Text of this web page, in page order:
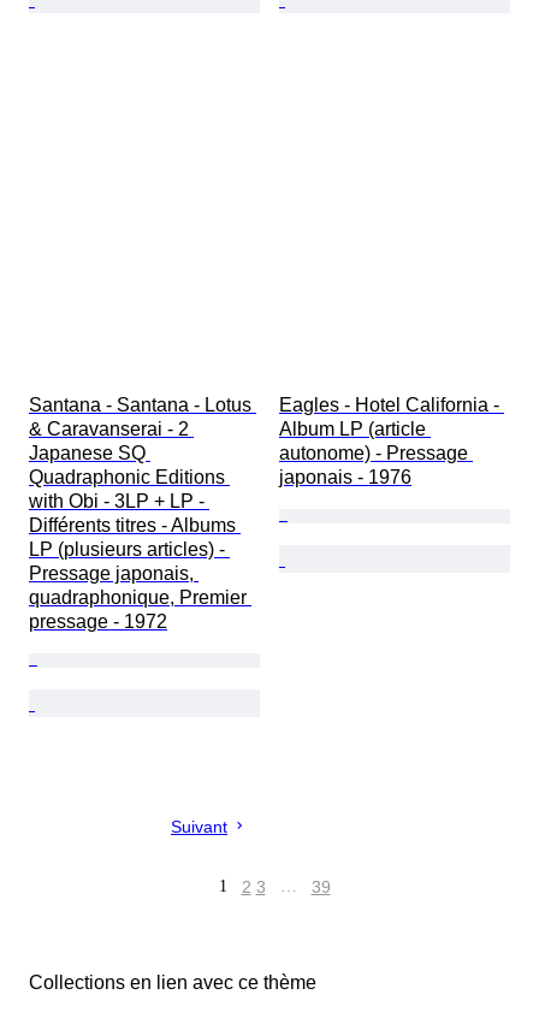
Santana - Santana - Lotus
& Caravanserai - 2
Japanese SQ
Quadraphonic Editions
with Obi - 3LP + LP -
Différents titres - Albums
LP (plusieurs articles) -
Pressage japonais,
quadraphonique, Premier
pressage - 1972
Eagles - Hotel California -
Album LP (article
autonome) - Pressage
japonais - 1976
Suivant
1 2 3 … 39
Collections en lien avec ce thème